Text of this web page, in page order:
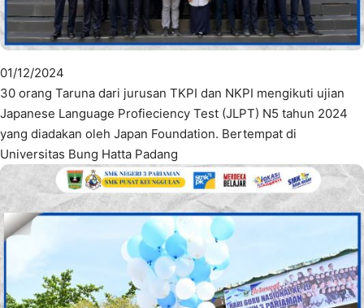
01/12/2024
30 orang Taruna dari jurusan TKPI dan NKPI mengikuti ujian
Japanese Language Profieciency Test (JLPT) N5 tahun 2024
yang diadakan oleh Japan Foundation. Bertempat di
Universitas Bung Hatta Padang